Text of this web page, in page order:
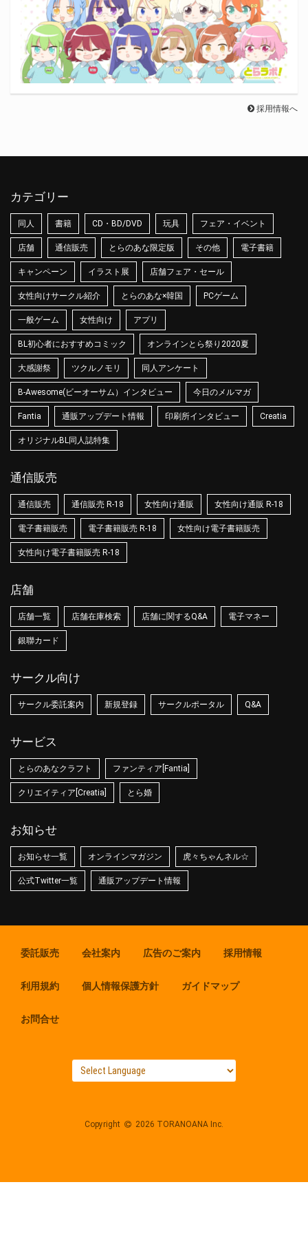
採用情報へ
カテゴリー
同人 書籍 CD・BD/DVD 玩具 フェア・イベント
店舗 通信販売 とらのあな限定版 その他 電子書籍
キャンペーン イラスト展 店舗フェア・セール
女性向けサークル紹介 とらのあな×韓国 PCゲーム
一般ゲーム 女性向け アプリ
BL初心者におすすめコミック オンラインとら祭り2020夏
大感謝祭 ツクルノモリ 同人アンケート
B-Awesome(ビーオーサム）インタビュー 今日のメルマガ
Fantia 通販アップデート情報 印刷所インタビュー Creatia
オリジナルBL同人誌特集
通信販売
通信販売 通信販売 R-18 女性向け通販 女性向け通販 R-18
電子書籍販売 電子書籍販売 R-18 女性向け電子書籍販売
女性向け電子書籍販売 R-18
店舗
店舗一覧 店舗在庫検索 店舗に関するQ&A 電子マネー
銀聯カード
サークル向け
サークル委託案内 新規登録 サークルポータル Q&A
サービス
とらのあなクラフト ファンティア[Fantia]
クリエイティア[Creatia] とら婚
お知らせ
お知らせ一覧 オンラインマガジン 虎々ちゃんネル☆
公式Twitter一覧 通販アップデート情報
委託販売 会社案内 広告のご案内 採用情報
利用規約 個人情報保護方針 ガイドマップ
お問合せ
Copyright 2026 TORANOANA Inc.